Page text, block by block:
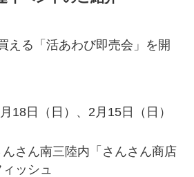
える「活あわび即売会」を開
18日（日）、2月15日（日）
さん南三陸内「さんさん商店
ッシュ